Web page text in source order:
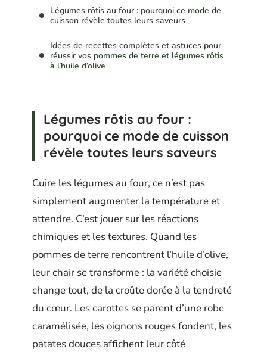
Légumes rôtis au four : pourquoi ce mode de
cuisson révèle toutes leurs saveurs
Idées de recettes complètes et astuces pour
réussir vos pommes de terre et légumes rôtis
à l’huile d’olive
Légumes rôtis au four :
pourquoi ce mode de cuisson
révèle toutes leurs saveurs
Cuire les légumes au four, ce n’est pas
simplement augmenter la température et
attendre. C’est jouer sur les réactions
chimiques et les textures. Quand les
pommes de terre rencontrent l’huile d’olive,
leur chair se transforme : la variété choisie
change tout, de la croûte dorée à la tendreté
du cœur. Les carottes se parent d’une robe
caramélisée, les oignons rouges fondent, les
patates douces affichent leur côté